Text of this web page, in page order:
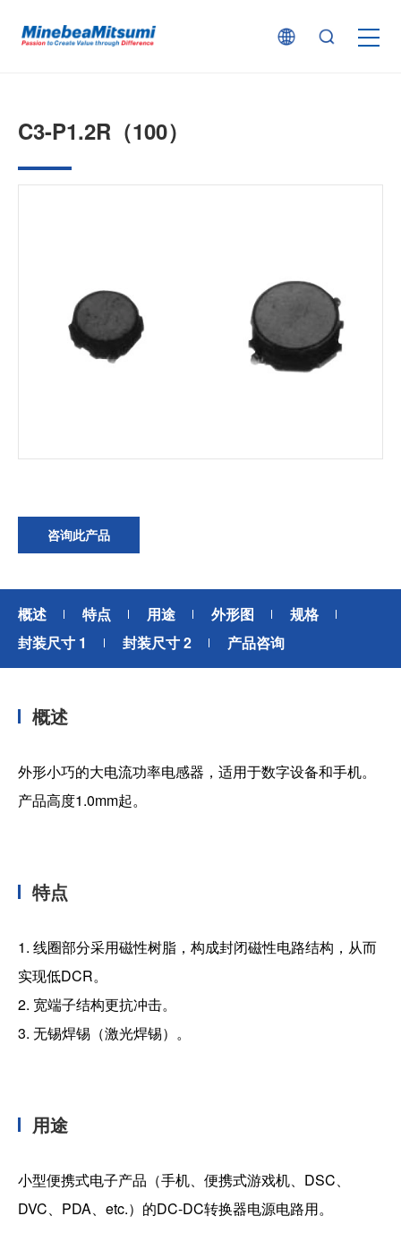
加入我们
C3-P1.2R（100）
咨询此产品
概述 特点 用途 外形图
规格
封装尺寸 1
封装尺寸 2 产品咨询
概述
外形小巧的大电流功率电感器，适用于数字设备和手机。
产品高度1.0mm起。
特点
1. 线圈部分采用磁性树脂，构成封闭磁性电路结构，从而
实现低DCR。
2. 宽端子结构更抗冲击。
3. 无锡焊锡（激光焊锡）。
用途
小型便携式电子产品（手机、便携式游戏机、DSC、
DVC、PDA、etc.）的DC-DC转换器电源电路用。